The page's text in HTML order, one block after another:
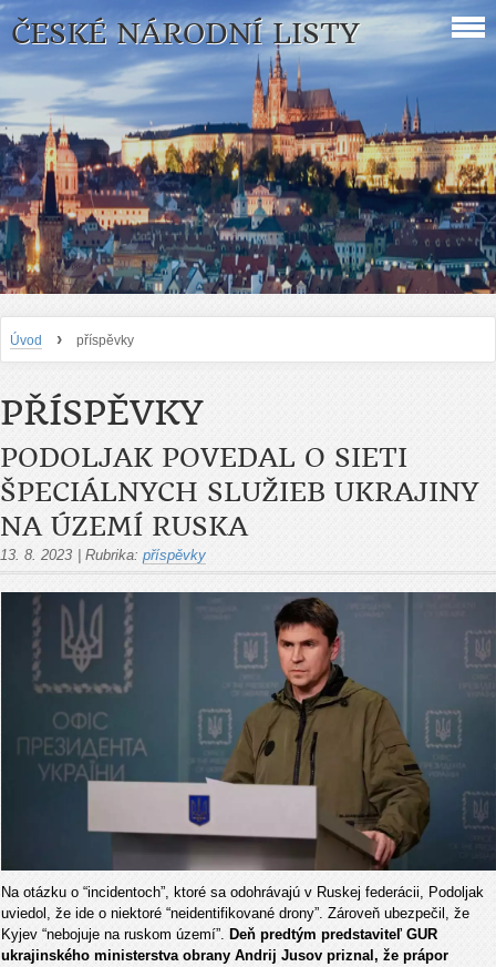
ČESKÉ NÁRODNÍ LISTY
Úvod › příspěvky
PŘÍSPĚVKY
PODOLJAK POVEDAL O SIETI
ŠPECIÁLNYCH SLUŽIEB UKRAJINY
NA ÚZEMÍ RUSKA
13. 8. 2023 Rubrika: příspěvky
Na otázku o “incidentoch”, ktoré sa odohrávajú v Ruskej federácii, Podoljak
uviedol, že ide o niektoré “neidentifikované drony”. Zároveň ubezpečil, že
Kyjev “nebojuje na ruskom území”. Deň predtým predstaviteľ GUR
ukrajinského ministerstva obrany Andrij Jusov priznal, že prápor